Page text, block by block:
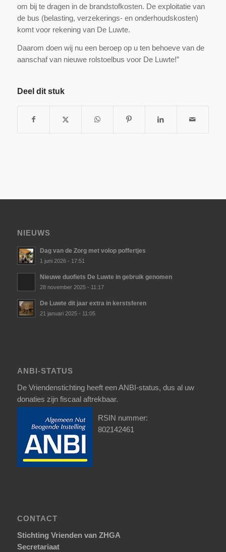
om bij te dragen in de brandstofkosten. De exploitatie van
de bus (belasting, verzekerings- en onderhoudskosten)
komt voor rekening van De Luwte.
Daarom doen wij nu een beroep op u ten behoeve van de
aanschaf van nieuwe rolstoelbus voor De Luwte!”
Deel dit stuk
NIEUWS
Dag van de Zorg met volop poffertjes
1 juni 2026 - 17:51
Nieuwe duofiets De Luwte in gebruik genomen
28 november 2025 - 11:17
De Luwte dit jaar extra in kerstsferen
21 januari 2025 - 11:05
ANBI-STATUS
De Vriendenstichting heeft een ANBI-status, dus al uw
donaties zijn fiscaal aftrekbaar.
RSIN nummer:
802142461
CONTACT
Stichting Vrienden van ZHGA
Secretariaat